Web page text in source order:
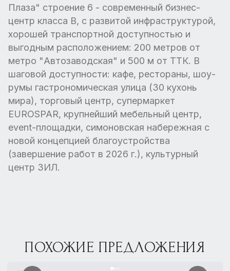
Плаза" строение 6 - современный бизнес-
центр класса В, с развитой инфраструктурой,
хорошей транспортной доступностью и
выгодным расположением: 200 метров от
метро "Автозаводская" и 500 м от ТТК. В
шаговой доступности: кафе, рестораны, шоу-
румы гастрономическая улица (30 кухонь
мира), торговый центр, супермаркет
EUROSPAR, крупнейший мебельный центр,
еvent-площадки, симоновская набережная с
новой концепцией благоустройства
(завершение работ в 2026 г.), культурный
центр ЗИЛ.
ПОХОЖИЕ ПРЕДЛОЖЕНИЯ